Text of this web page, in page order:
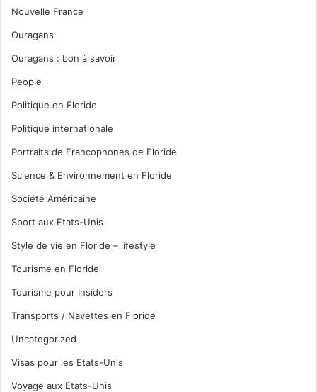
Nouvelle France
Ouragans
Ouragans : bon à savoir
People
Politique en Floride
Politique internationale
Portraits de Francophones de Floride
Science & Environnement en Floride
Société Américaine
Sport aux Etats-Unis
Style de vie en Floride – lifestyle
Tourisme en Floride
Tourisme pour Insiders
Transports / Navettes en Floride
Uncategorized
Visas pour les Etats-Unis
Voyage aux Etats-Unis